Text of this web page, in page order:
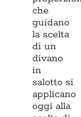
che
guidano
la scelta
di un
divano
in
salotto si
applicano
oggi alla